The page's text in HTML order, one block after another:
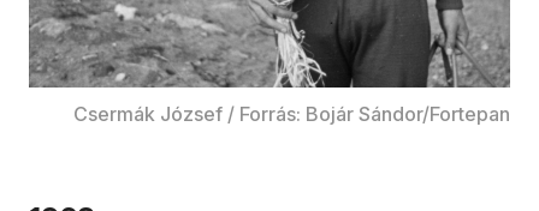
Csermák József / Forrás: Bojár Sándor/Fortepan